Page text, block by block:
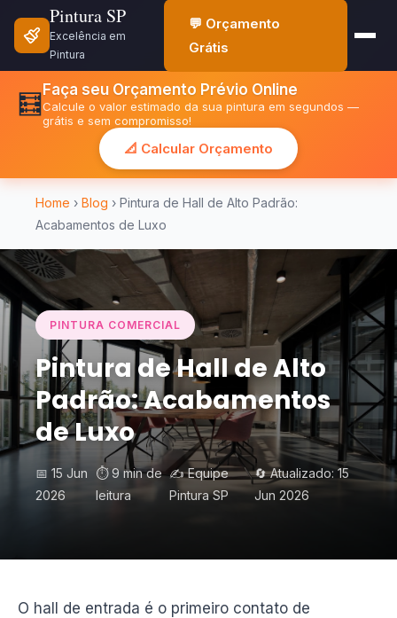
Pintura SP
Excelência em
Pintura
💬 Orçamento
Grátis
🧮 Faça seu Orçamento Prévio Online
Calcule o valor estimado da sua pintura em segundos —
grátis e sem compromisso!
📐 Calcular Orçamento
Home › Blog › Pintura de Hall de Alto Padrão:
Acabamentos de Luxo
PINTURA COMERCIAL
Pintura de Hall de Alto
Padrão: Acabamentos
de Luxo
📅 15 Jun
2026
⏱️ 9 min de
leitura
✍️ Equipe
Pintura SP
🔄 Atualizado: 15
Jun 2026
O hall de entrada é o primeiro contato de